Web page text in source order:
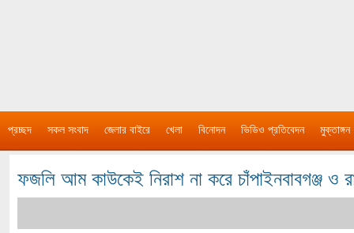
প্রচ্ছদ সকল সংবাদ জেলার বাইরে খেলা বিনোদন ভিডিও প্রতিবেদন মুক্তাঙ্গন
ফজলি আম কাউকেই নিরাশ না করে চাঁপাইনবাবগঞ্জ ও